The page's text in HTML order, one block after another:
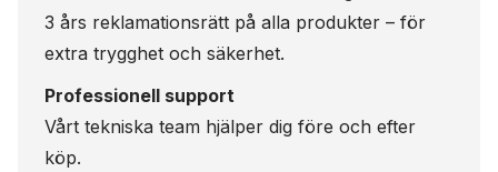
3 års reklamationsrätt på alla produkter – för
extra trygghet och säkerhet.
Professionell support
Vårt tekniska team hjälper dig före och efter
köp.